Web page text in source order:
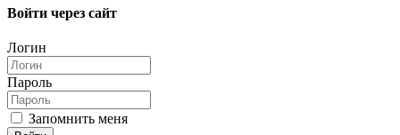
Войти через сайт
Логин
Пароль
Запомнить меня